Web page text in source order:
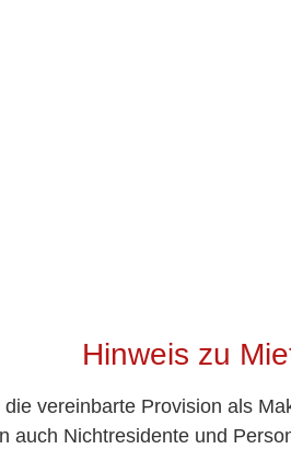
Hinweis zu
vereinbarte Provision als
auch Nichtresidente und